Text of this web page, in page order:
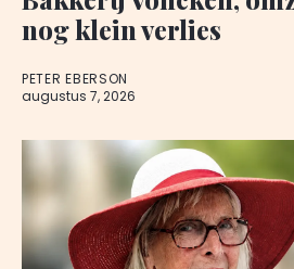
nog klein verlies
PETER EBERSON
augustus 7, 2026